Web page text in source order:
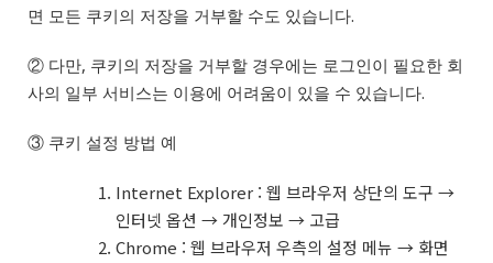
면 모든 쿠키의 저장을 거부할 수도 있습니다.
② 다만, 쿠키의 저장을 거부할 경우에는 로그인이 필요한 회
사의 일부 서비스는 이용에 어려움이 있을 수 있습니다.
③ 쿠키 설정 방법 예
Internet Explorer : 웹 브라우저 상단의 도구 →
인터넷 옵션 → 개인정보 → 고급
Chrome : 웹 브라우저 우측의 설정 메뉴 → 화면